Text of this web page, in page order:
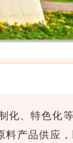
化、特色化
产品供应